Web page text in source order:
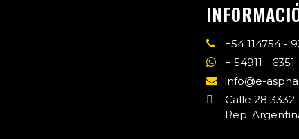
+54 114754 -
+ 54911 -
info@e-
Calle 28
Rep.